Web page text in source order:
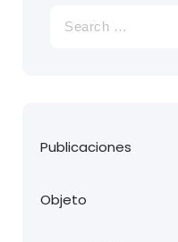
for:
Publicaciones
Objeto